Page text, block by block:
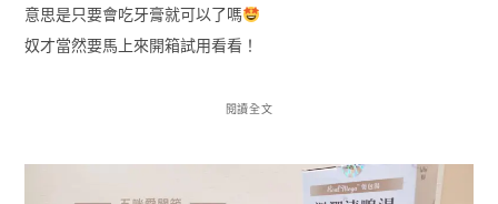
意思是只要會吃牙膏就可以了嗎
奴才當然要馬上來開箱試用看看！
閱讀全文